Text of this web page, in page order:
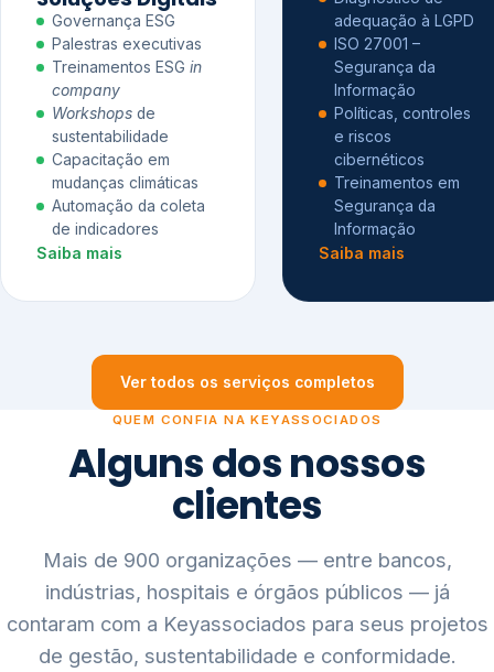
Governança ESG
Palestras executivas
Treinamentos ESG in
company
Workshops de
sustentabilidade
Capacitação em
mudanças climáticas
Automação da coleta
de indicadores
Saiba mais
adequação à LGPD
ISO 27001 –
Segurança da
Informação
Políticas, controles
e riscos
cibernéticos
Treinamentos em
Segurança da
Informação
Saiba mais
Ver todos os serviços completos
QUEM CONFIA NA KEYASSOCIADOS
Alguns dos nossos
clientes
Mais de 900 organizações — entre bancos,
indústrias, hospitais e órgãos públicos — já
contaram com a Keyassociados para seus projetos
de gestão, sustentabilidade e conformidade.